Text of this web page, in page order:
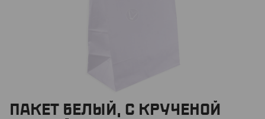
ПАКЕТ БЕЛЫЙ, С КРУЧЕНОЙ